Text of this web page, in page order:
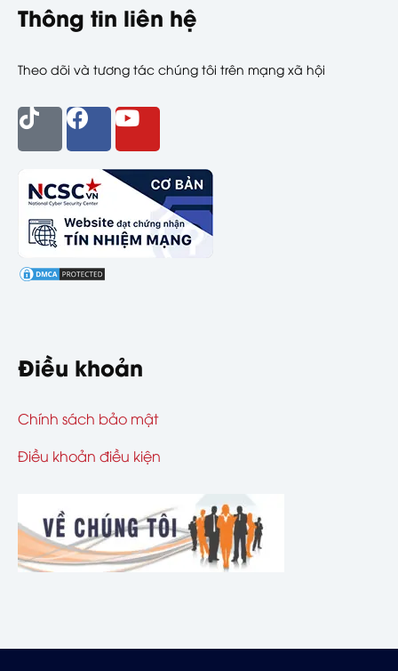
Thông tin liên hệ
Theo dõi và tương tác chúng tôi trên mạng xã hội
Điều khoản
Chính sách bảo mật
Điều khoản điều kiện